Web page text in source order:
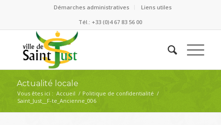
Démarches administratives
Liens utiles
Tél.: +33 (0)4 67 83 56 00
Actualité locale
Vous êtes ici : Accueil / Politique de confidentialité /
Saint_Just__F-te_Ancienne_006